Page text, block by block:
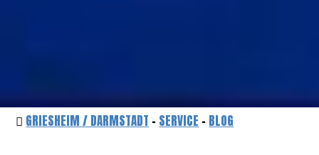
GRIESHEIM / DARMSTADT - SERVICE - BLOG